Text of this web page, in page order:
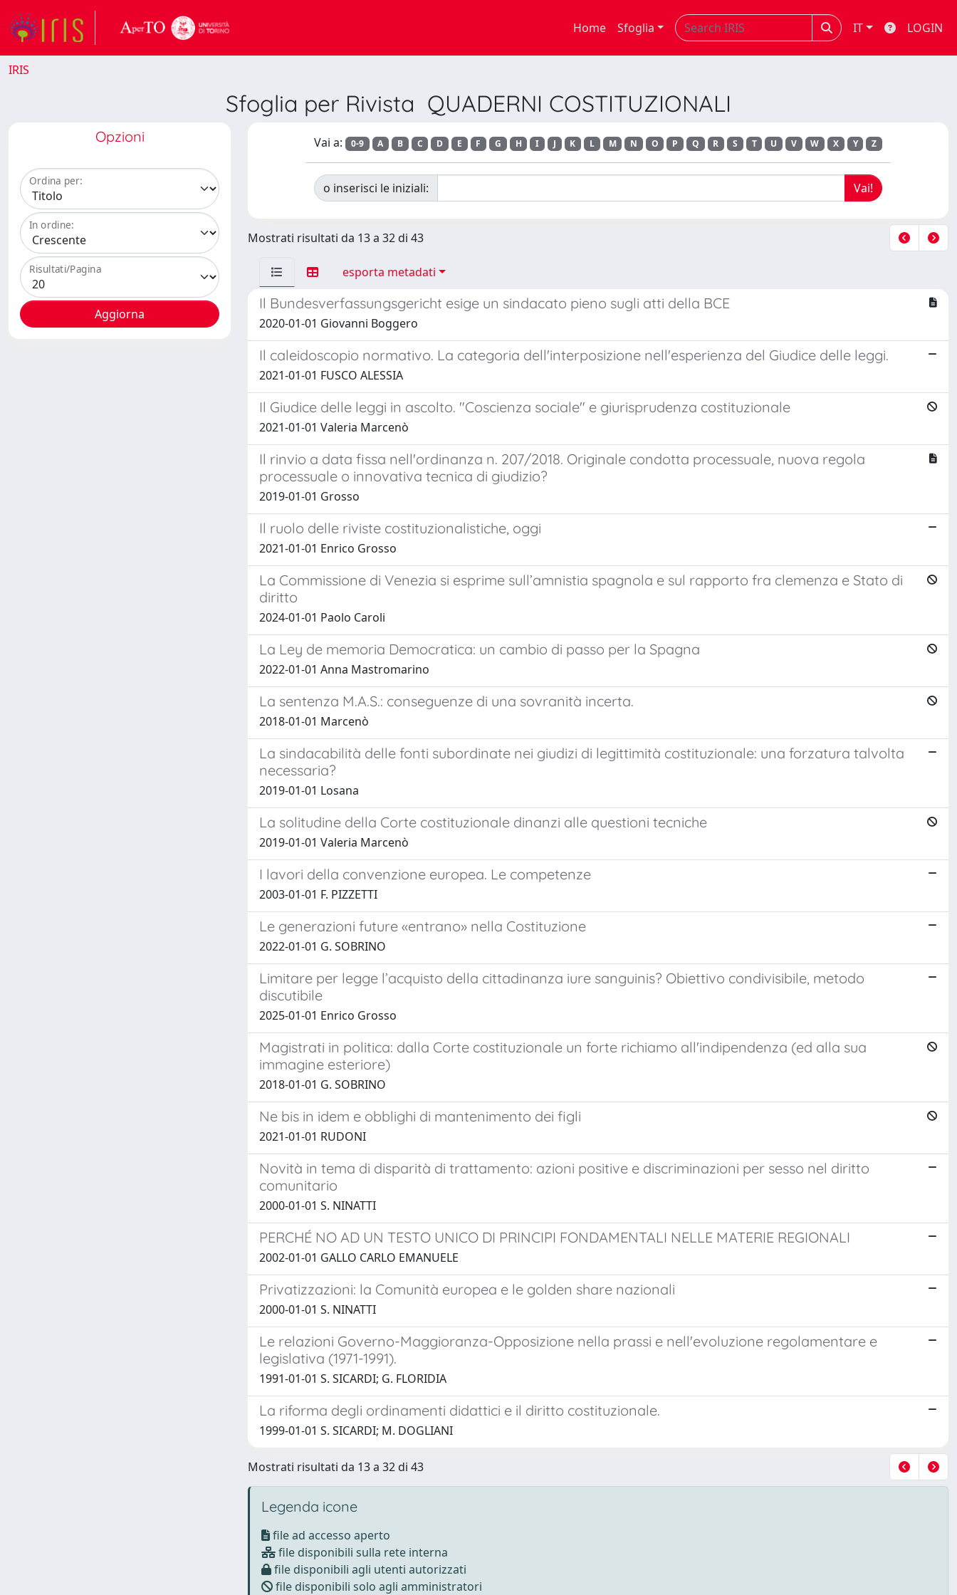
Home Sfoglia IT LOGIN
IRIS
Sfoglia per Rivista QUADERNI COSTITUZIONALI
Opzioni
Ordina per:
In ordine:
Risultati/Pagina
Vai a: 0-9 A B C D E F G H I J K L M N O P Q R S T U V W X Y Z
o inserisci le iniziali:
Mostrati risultati da 13 a 32 di 43
esporta metadati
Il Bundesverfassungsgericht esige un sindacato pieno sugli atti della BCE
2020-01-01 Giovanni Boggero
Il caleidoscopio normativo. La categoria dell'interposizione nell'esperienza del Giudice delle leggi.
2021-01-01 FUSCO ALESSIA
Il Giudice delle leggi in ascolto. "Coscienza sociale" e giurisprudenza costituzionale
2021-01-01 Valeria Marcenò
Il rinvio a data fissa nell'ordinanza n. 207/2018. Originale condotta processuale, nuova regola
processuale o innovativa tecnica di giudizio?
2019-01-01 Grosso
Il ruolo delle riviste costituzionalistiche, oggi
2021-01-01 Enrico Grosso
La Commissione di Venezia si esprime sull’amnistia spagnola e sul rapporto fra clemenza e Stato di
diritto
2024-01-01 Paolo Caroli
La Ley de memoria Democratica: un cambio di passo per la Spagna
2022-01-01 Anna Mastromarino
La sentenza M.A.S.: conseguenze di una sovranità incerta.
2018-01-01 Marcenò
La sindacabilità delle fonti subordinate nei giudizi di legittimità costituzionale: una forzatura talvolta
necessaria?
2019-01-01 Losana
La solitudine della Corte costituzionale dinanzi alle questioni tecniche
2019-01-01 Valeria Marcenò
I lavori della convenzione europea. Le competenze
2003-01-01 F. PIZZETTI
Le generazioni future «entrano» nella Costituzione
2022-01-01 G. SOBRINO
Limitare per legge l’acquisto della cittadinanza iure sanguinis? Obiettivo condivisibile, metodo
discutibile
2025-01-01 Enrico Grosso
Magistrati in politica: dalla Corte costituzionale un forte richiamo all'indipendenza (ed alla sua
immagine esteriore)
2018-01-01 G. SOBRINO
Ne bis in idem e obblighi di mantenimento dei figli
2021-01-01 RUDONI
Novità in tema di disparità di trattamento: azioni positive e discriminazioni per sesso nel diritto
comunitario
2000-01-01 S. NINATTI
PERCHÉ NO AD UN TESTO UNICO DI PRINCIPI FONDAMENTALI NELLE MATERIE REGIONALI
2002-01-01 GALLO CARLO EMANUELE
Privatizzazioni: la Comunità europea e le golden share nazionali
2000-01-01 S. NINATTI
Le relazioni Governo-Maggioranza-Opposizione nella prassi e nell'evoluzione regolamentare e
legislativa (1971-1991).
1991-01-01 S. SICARDI; G. FLORIDIA
La riforma degli ordinamenti didattici e il diritto costituzionale.
1999-01-01 S. SICARDI; M. DOGLIANI
Mostrati risultati da 13 a 32 di 43
Legenda icone
file ad accesso aperto
file disponibili sulla rete interna
file disponibili agli utenti autorizzati
file disponibili solo agli amministratori